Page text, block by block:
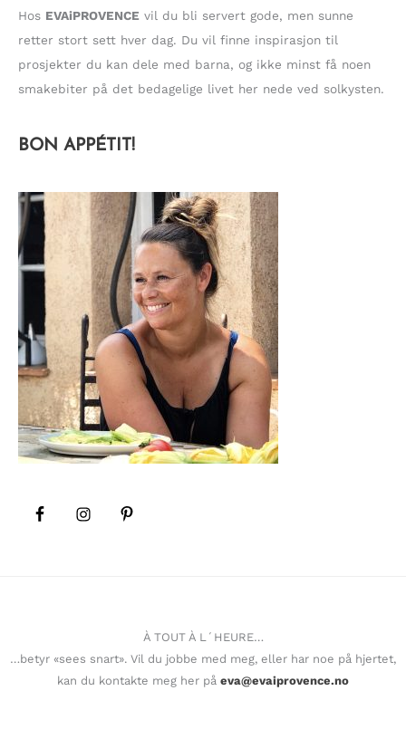
Hos EVAiPROVENCE vil du bli servert gode, men sunne
retter stort sett hver dag. Du vil finne inspirasjon til
prosjekter du kan dele med barna, og ikke minst få noen
smakebiter på det bedagelige livet her nede ved solkysten.
BON APPÉTIT!
À TOUT À L´HEURE…
…betyr «sees snart». Vil du jobbe med meg, eller har noe på hjertet,
kan du kontakte meg her på eva@evaiprovence.no